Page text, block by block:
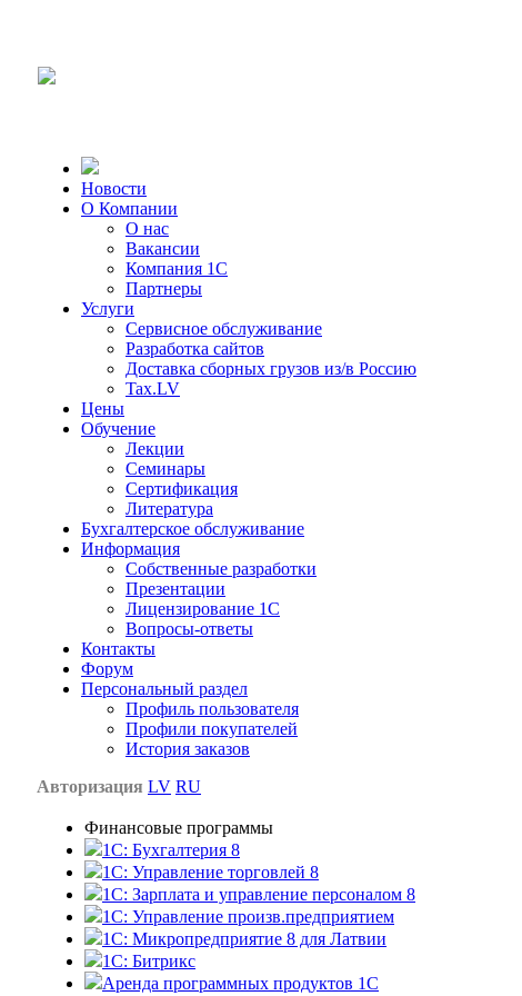
Новости
О Компании
О нас
Вакансии
Компания 1С
Партнеры
Услуги
Сервисное обслуживание
Разработка сайтов
Доставка сборных грузов из/в Россию
Tax.LV
Цены
Обучение
Лекции
Семинары
Сертификация
Литература
Бухгалтерское обслуживание
Информация
Собственные разработки
Презентации
Лицензирование 1С
Вопросы-ответы
Контакты
Форум
Персональный раздел
Профиль пользователя
Профили покупателей
История заказов
Авторизация LV RU
Финансовые программы
1С: Бухгалтерия 8
1C: Управление торговлей 8
1C: Зарплата и управление персоналом 8
1C: Управление произв.предприятием
1С: Микропредприятие 8 для Латвии
1C: Битрикс
Аренда программных продуктов 1С